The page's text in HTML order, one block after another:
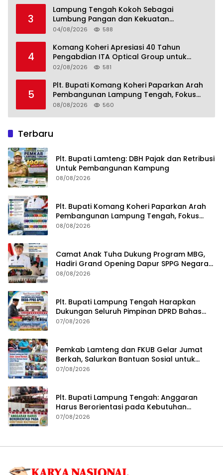
3
Lampung Tengah Kokoh Sebagai
Lumbung Pangan dan Kekuatan
Perkebunan Lampung, Komang Koheri:
Menuju Indonesia Emas 2045
04/08/2026 588
4
Komang Koheri Apresiasi 40 Tahun
Pengabdian ITA Optical Group untuk
Kesehatan Mata Masyarakat Lamteng
02/08/2026 581
5
Plt. Bupati Komang Koheri Paparkan Arah
Pembangunan Lampung Tengah, Fokus
pada SDM, Ekonomi, Infrastruktur dan
08/08/2026 560
Terbaru
Plt. Bupati Lamteng: DBH Pajak dan Retribusi
Untuk Pembangunan Kampung
08/08/2026
Plt. Bupati Komang Koheri Paparkan Arah
Pembangunan Lampung Tengah, Fokus
pada SDM, Ekonomi, Infrastruktur dan
08/08/2026
Camat Anak Tuha Dukung Program MBG,
Hadiri Grand Opening Dapur SPPG Negara
Aji Tua Lampung Tengah
08/08/2026
Plt. Bupati Lampung Tengah Harapkan
Dukungan Seluruh Pimpinan DPRD Bahas
RKUA-PPAS APBD Tahun 2027
07/08/2026
Pemkab Lamteng dan FKUB Gelar Jumat
Berkah, Salurkan Bantuan Sosial untuk
Warga
07/08/2026
Plt. Bupati Lampung Tengah: Anggaran
Harus Berorientasi pada Kebutuhan
Masyarakat
07/08/2026